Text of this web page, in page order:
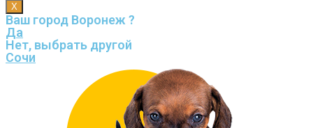
X
Ваш город Воронеж ?
Да
Нет, выбрать другой
Сочи